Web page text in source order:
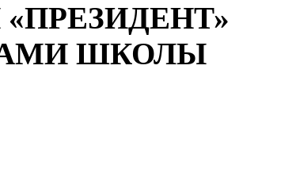
ШКОЛЫ